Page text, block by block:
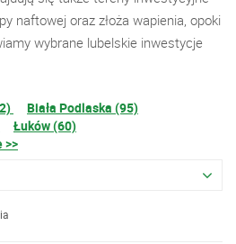
naftowej oraz złoża wapienia, opoki
wybrane lubelskie inwestycje
Biała Podlaska (95)
Łuków (60)
>>